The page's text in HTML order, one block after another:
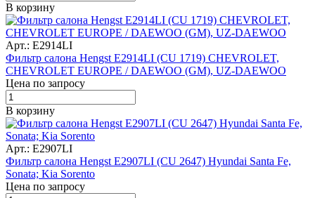
В корзину
Арт.: E2914LI
Фильтр салона Hengst E2914LI (CU 1719) CHEVROLET,
CHEVROLET EUROPE / DAEWOO (GM), UZ-DAEWOO
Цена по запросу
В корзину
Арт.: E2907LI
Фильтр салона Hengst E2907LI (CU 2647) Hyundai Santa Fe,
Sonata; Kia Sorento
Цена по запросу